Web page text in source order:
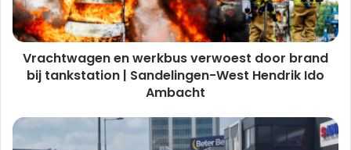
bij
tankstation
|
Sandelingen-
West
Ambacht
Vrachtwagen en werkbus verwoest door brand
bij tankstation | Sandelingen-West Hendrik Ido
Ambacht
Gewonde